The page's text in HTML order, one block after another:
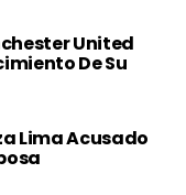
United
De Su
Lima Acusado